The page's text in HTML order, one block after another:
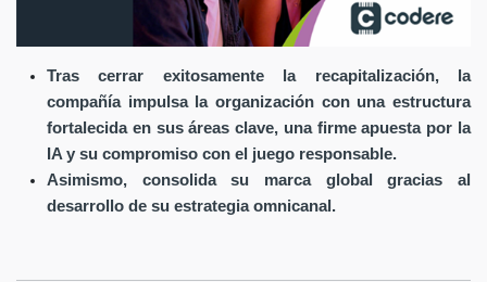
Tras cerrar exitosamente la recapitalización, la
compañía impulsa la organización con una estructura
fortalecida en sus áreas clave, una firme apuesta por la
IA y su compromiso con el juego responsable.
Asimismo, consolida su marca global gracias al
desarrollo de su estrategia omnicanal.